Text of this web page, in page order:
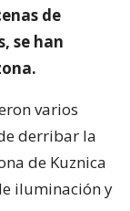
de
se han
varios
derribar la
de Kuznica
iluminación y